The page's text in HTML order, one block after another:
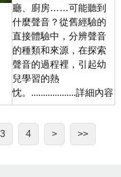
廳、廚房……可能聽到
什麼聲音？從舊經驗的
直接體驗中，分辨聲音
的種類和來源，在探索
聲音的過程裡，引起幼
兒學習的熱
忱。...................詳細內容
3 4 > >>